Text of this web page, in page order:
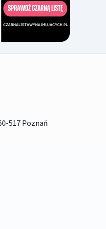
517 Poznań